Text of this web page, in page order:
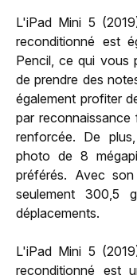
L'iPad Mini 5
reconditionné est
Pencil, ce qui vous
de prendre des
également profiter
par
renforcée. De
photo de 8
préférés. Avec
seulement 300,5
déplacements.
L'iPad Mini 5
reconditionné est